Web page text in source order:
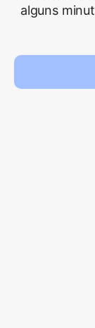
alguns